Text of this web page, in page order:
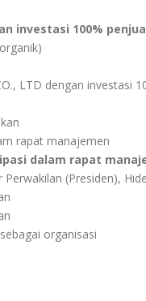
investasi 100%
LTD dengan investasi
rapat manajemen
dalam rapat
(Presiden),
organisasi